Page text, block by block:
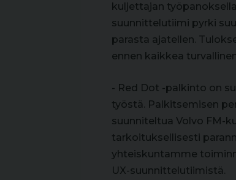
kuljettajan
suunnittelutiimi pyrki
parasta ajatellen.
ennen kaikkea
- Red Dot -palkinto on
työstä. Palkitsemisen
suunniteltua Volvo FM-
tarkoituksellisesti
yhteiskuntamme
UX-suunnittelutiimistä.